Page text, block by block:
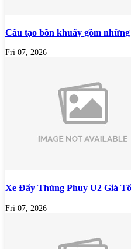
Cấu tạo bồn khuấy gồm
Fri 07, 2026
Xe Đẩy Thùng Phuy U2 Giá
Fri 07, 2026